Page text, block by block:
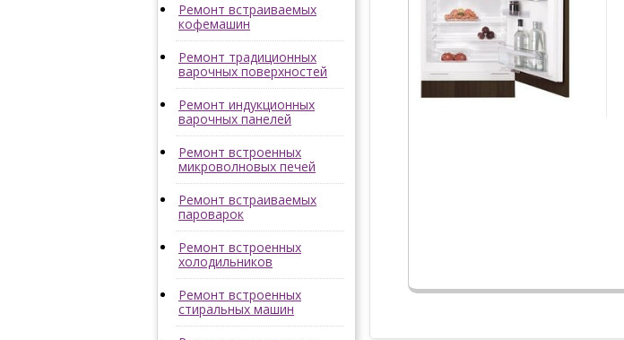
Ремонт встраиваемых
кофемашин
Ремонт традиционных
варочных поверхностей
Ремонт индукционных
варочных панелей
Ремонт встроенных
микроволновых печей
Ремонт встраиваемых
пароварок
Ремонт встроенных
холодильников
Ремонт встроенных
стиральных машин